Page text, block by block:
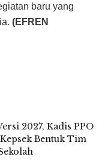
baru yang
(EFREN
2027, Kadis PPO
Bentuk Tim